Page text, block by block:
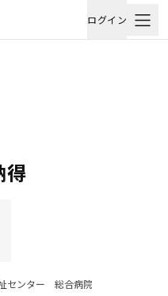
ログイン
得
センター 総合病院